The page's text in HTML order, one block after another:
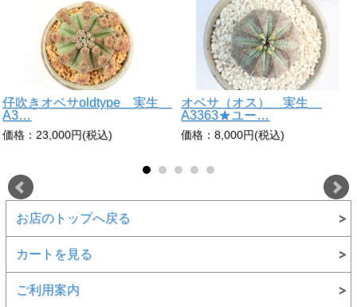
仔吹きオベサoldtype 実生
A3…
価格：23,000円(税込)
オベサ（オス） 実生
A3363★ユー…
価格：8,000円(税込)
お店のトップへ戻る
カートを見る
ご利用案内